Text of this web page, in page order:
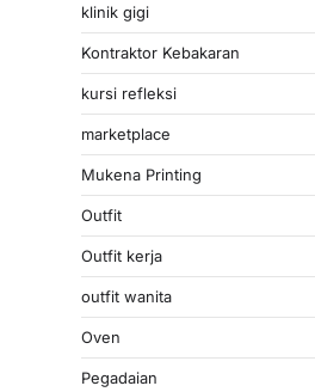
klinik gigi
Kontraktor Kebakaran
kursi refleksi
marketplace
Mukena Printing
Outfit
Outfit kerja
outfit wanita
Oven
Pegadaian